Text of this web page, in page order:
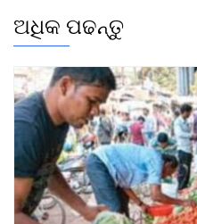
ଅଧିକ ପଢନ୍ତୁ